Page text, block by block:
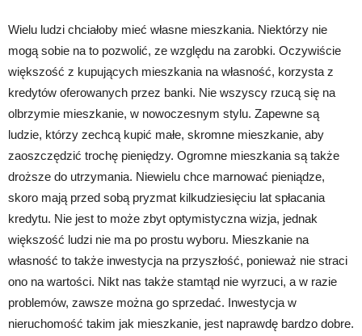
Wielu ludzi chciałoby mieć własne mieszkania. Niektórzy nie
mogą sobie na to pozwolić, ze względu na zarobki. Oczywiście
większość z kupujących mieszkania na własność, korzysta z
kredytów oferowanych przez banki. Nie wszyscy rzucą się na
olbrzymie mieszkanie, w nowoczesnym stylu. Zapewne są
ludzie, którzy zechcą kupić małe, skromne mieszkanie, aby
zaoszczędzić trochę pieniędzy. Ogromne mieszkania są także
droższe do utrzymania. Niewielu chce marnować pieniądze,
skoro mają przed sobą pryzmat kilkudziesięciu lat spłacania
kredytu. Nie jest to może zbyt optymistyczna wizja, jednak
większość ludzi nie ma po prostu wyboru. Mieszkanie na
własność to także inwestycja na przyszłość, ponieważ nie straci
ono na wartości. Nikt nas także stamtąd nie wyrzuci, a w razie
problemów, zawsze można go sprzedać. Inwestycja w
nieruchomość takim jak mieszkanie, jest naprawdę bardzo dobre.